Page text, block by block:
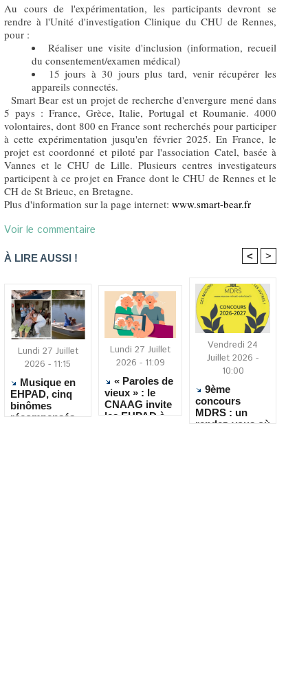
Au cours de l'expérimentation, les participants devront se
rendre à l'Unité d'investigation Clinique du CHU de Rennes,
pour :
Réaliser une visite d'inclusion (information, recueil
du consentement/examen médical)
15 jours à 30 jours plus tard, venir récupérer les
appareils connectés.
Smart Bear est un projet de recherche d'envergure mené dans
5 pays : France, Grèce, Italie, Portugal et Roumanie. 4000
volontaires, dont 800 en France sont recherchés pour participer
à cette expérimentation jusqu'en février 2025. En France, le
projet est coordonné et piloté par l'association Catel, basée à
Vannes et le CHU de Lille. Plusieurs centres investigateurs
participent à ce projet en France dont le CHU de Rennes et le
CH de St Brieuc, en Bretagne.
Plus d'information sur la page internet: www.smart-bear.fr
Voir le commentaire
À LIRE AUSSI ! < >
Lundi 27 Juillet
2026 - 11:15
Musique en
EHPAD, cinq
binômes
récompensés
Lundi 27 Juillet
2026 - 11:09
« Paroles de
vieux » : le
CNAAG invite
les EHPAD à
Vendredi 24
Juillet 2026 -
10:00
9ème
concours
MDRS : un
rendez-vous où